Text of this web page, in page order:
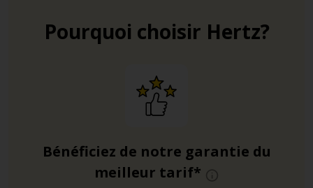
Pourquoi choisir Hertz?
Bénéficiez de notre garantie du
meilleur tarif*